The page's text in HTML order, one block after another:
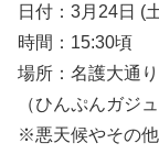
日付：3月24日 (
時間：15:30頃
場所：名護大通
（ひんぷんガジ
※悪天候やその